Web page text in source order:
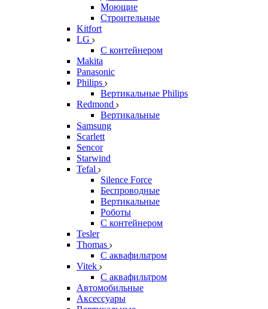
Моющие
Строительные
Kitfort
LG
С контейнером
Makita
Panasonic
Philips
Вертикальные Philips
Redmond
Вертикальные
Samsung
Scarlett
Sencor
Starwind
Tefal
Silence Force
Беспроводные
Вертикальные
Роботы
С контейнером
Tesler
Thomas
С аквафильтром
Vitek
С аквафильтром
Автомобильные
Аксессуары